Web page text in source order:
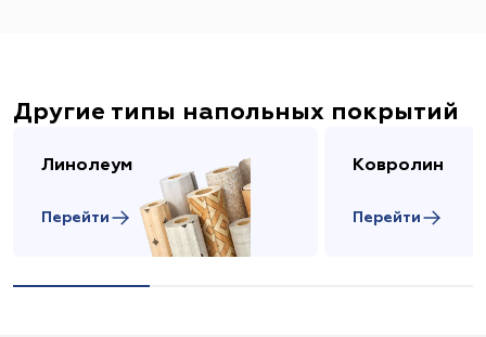
Другие типы напольных покрытий
Линолеум
Перейти
Ковролин
Перейти